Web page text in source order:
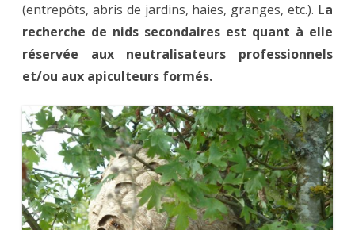
(entrepôts, abris de jardins, haies, granges, etc.). La
recherche de nids secondaires est quant à elle
réservée aux neutralisateurs professionnels
et/ou aux apiculteurs formés.